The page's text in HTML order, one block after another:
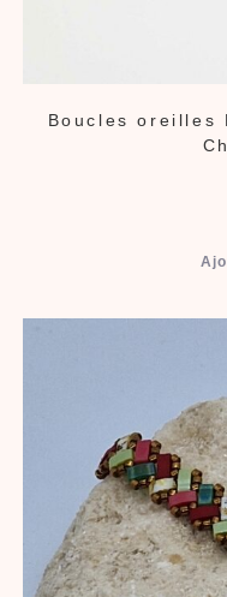
Boucles oreilles